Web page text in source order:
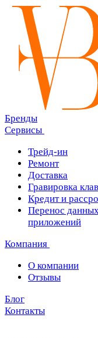
Бренды
Сервисы
Трейд-ин
Ремонт
Доставка
Гравировка
Кредит и
Перенос
приложений
Компания
О компании
Отзывы
Блог
Контакты